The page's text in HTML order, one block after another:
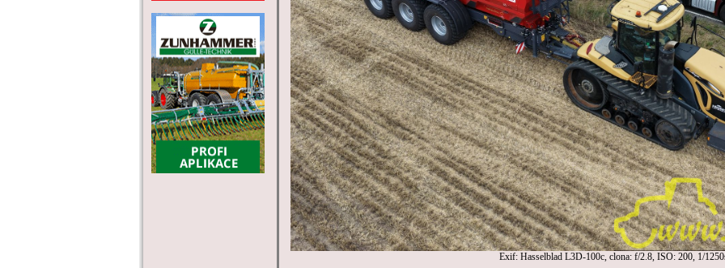
Exif: Hasselblad L3D-100c, clona: f/2.8, ISO: 200, 1/